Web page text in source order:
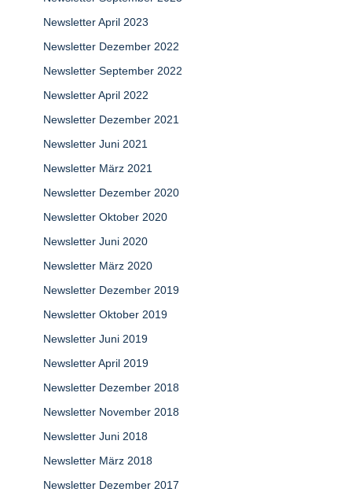
Newsletter April 2023
Newsletter Dezember 2022
Newsletter September 2022
Newsletter April 2022
Newsletter Dezember 2021
Newsletter Juni 2021
Newsletter März 2021
Newsletter Dezember 2020
Newsletter Oktober 2020
Newsletter Juni 2020
Newsletter März 2020
Newsletter Dezember 2019
Newsletter Oktober 2019
Newsletter Juni 2019
Newsletter April 2019
Newsletter Dezember 2018
Newsletter November 2018
Newsletter Juni 2018
Newsletter März 2018
Newsletter Dezember 2017